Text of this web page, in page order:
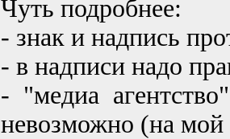
Чуть подробнее:
- знак и надпись
- в надписи надо
- "медиа
невозможно (на мой